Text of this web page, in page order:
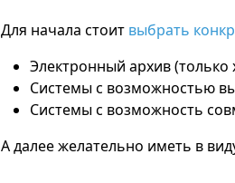
Для начала стоит выбрать
Электронный архив (только
Системы с возможностью
Системы с возможность
А далее желательно иметь в